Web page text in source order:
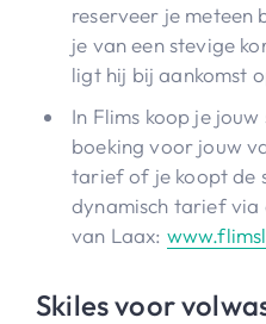
reserveer je meteen
je van een stevige
ligt hij bij aankomst
In Flims koop je
boeking voor jouw
tarief of je koopt de
dynamisch tarief via
van Laax:
Skiles voor